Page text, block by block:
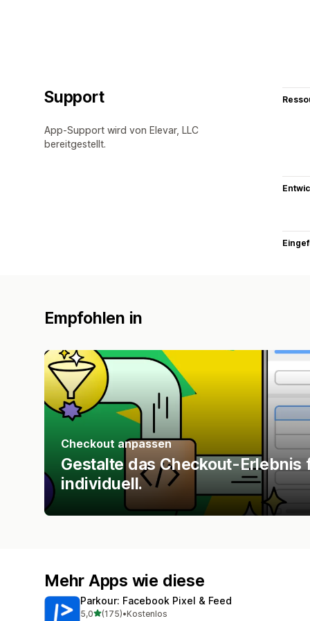
Support
App-Support wird von Elevar, LLC
bereitgestellt.
Empfohlen in
Checkout anpassen
Gestalte das Checkout-Erlebnis
individuell.
Mehr Apps wie diese
Parkour: Facebook Pixel & Feed
5,0von 5 Sternen
(175)
175 Rezensionen insgesamt
•Kostenlos